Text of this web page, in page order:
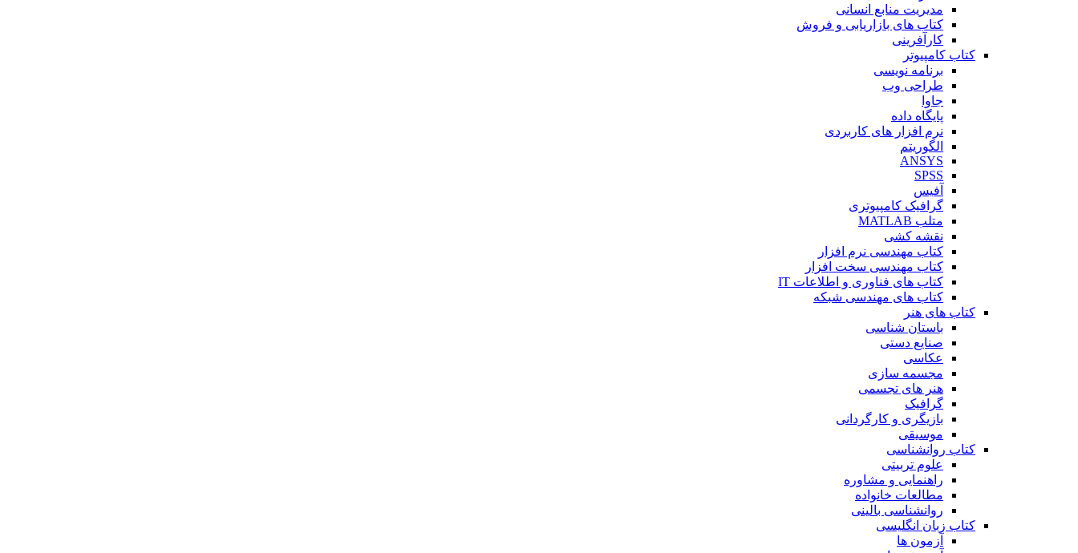
مدیریت منابع انسانی
کتاب های بازاریابی و فروش
کارآفرینی
کتاب کامپیوتر
برنامه نویسی
طراحی وب
جاوا
پایگاه داده
نرم افزار های کاربردی
الگوریتم
ANSYS
SPSS
آفیس
گرافیک کامپیوتری
متلب MATLAB
نقشه کشی
کتاب مهندسی نرم افزار
کتاب مهندسی سخت افزار
کتاب های فناوری و اطلاعات IT
کتاب های مهندسی شبکه
کتاب های هنر
باستان شناسی
صنایع دستی
عکاسی
مجسمه سازی
هنر های تجسمی
گرافیک
بازیگری و کارگردانی
موسیقی
کتاب روانشناسی
علوم تربیتی
راهنمایی و مشاوره
مطالعات خانواده
روانشناسی بالینی
کتاب زبان انگلیسی
آزمون ها